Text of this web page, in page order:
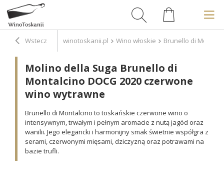
Wstecz winotoskanii.pl Wino włoskie Brunello di
Molino della Suga Brunello di
Montalcino DOCG 2020 czerwone
wino wytrawne
Brunello di Montalcino to toskańskie czerwone wino o
intensywnym, trwałym i pełnym aromacie z nutą jagód oraz
wanilii. Jego elegancki i harmonijny smak świetnie współgra z
serami, czerwonymi mięsami, dziczyzną oraz potrawami na
bazie trufli.